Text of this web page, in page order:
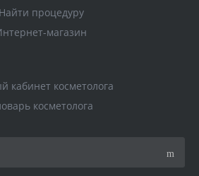
Найти процедуру
магазин
кабинет косметолога
косметолога